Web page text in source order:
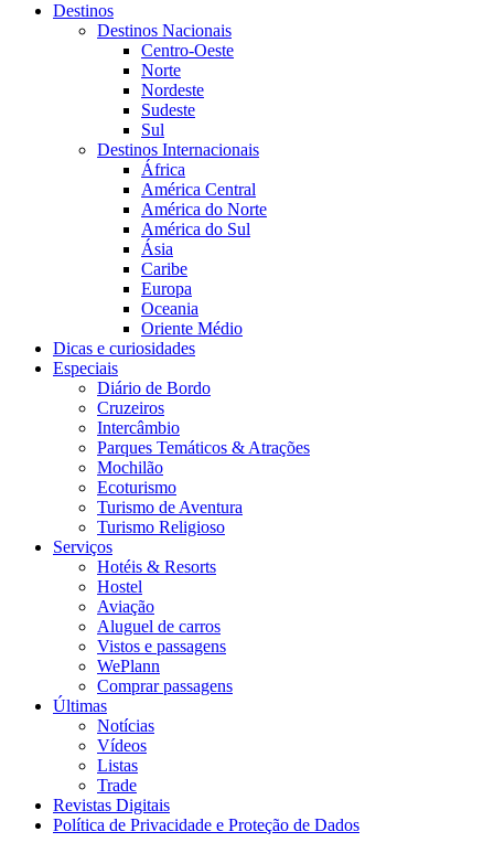
Destinos
Destinos Nacionais
Centro-Oeste
Norte
Nordeste
Sudeste
Sul
Destinos Internacionais
África
América Central
América do Norte
América do Sul
Ásia
Caribe
Europa
Oceania
Oriente Médio
Dicas e curiosidades
Especiais
Diário de Bordo
Cruzeiros
Intercâmbio
Parques Temáticos & Atrações
Mochilão
Ecoturismo
Turismo de Aventura
Turismo Religioso
Serviços
Hotéis & Resorts
Hostel
Aviação
Aluguel de carros
Vistos e passagens
WePlann
Comprar passagens
Últimas
Notícias
Vídeos
Listas
Trade
Revistas Digitais
Política de Privacidade e Proteção de Dados